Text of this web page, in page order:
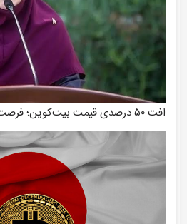
افت ۵۰ درصدی قیمت بیت‌کوین؛ فرصت خرید یا آغاز دوره نزولی؟